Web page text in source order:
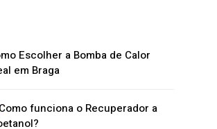
Escolher a Bomba de Calor
em Braga